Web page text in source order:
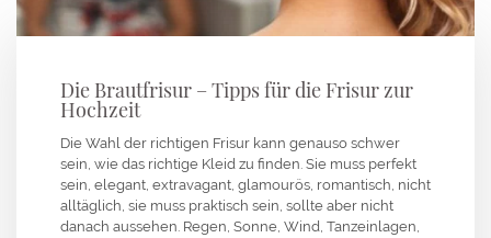
Die Brautfrisur – Tipps für die Frisur zur
Hochzeit
Die Wahl der richtigen Frisur kann genauso schwer
sein, wie das richtige Kleid zu finden. Sie muss perfekt
sein, elegant, extravagant, glamourös, romantisch, nicht
alltäglich, sie muss praktisch sein, sollte aber nicht
danach aussehen. Regen, Sonne, Wind, Tanzeinlagen,